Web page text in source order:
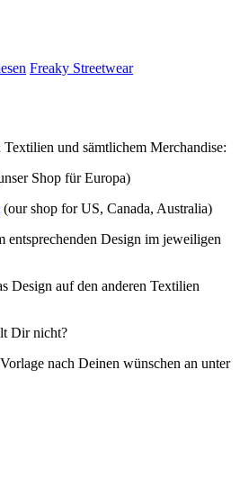
Freaky Streetwear
und sämtlichem Merchandise:
Shop für Europa)
(our shop for US, Canada, Australia)
Design im jeweiligen
Design auf den anderen Textilien
Dir nicht?
nach Deinen wünschen an unter